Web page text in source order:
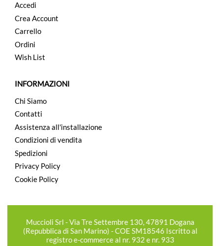
INFORMAZIONI
Chi Siamo
Contatti
Assistenza all'installazione
Condizioni di vendita
Spedizioni
Privacy Policy
Cookie Policy
Accedi
Crea Account
Carrello
Ordini
Wish List
Muccioli Srl - Via Tre Settembre 130, 47891 Dogana
(Repubblica di San Marino) - COE SM18546 Iscritto al
registro e-commerce al nr. 932 e nr. 933